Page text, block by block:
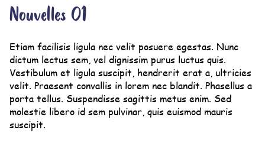
Nouvelles 01
Etiam facilisis ligula nec velit posuere egestas. Nunc
dictum lectus sem, vel dignissim purus luctus quis.
Vestibulum et ligula suscipit, hendrerit erat a, ultricies
velit. Praesent convallis in lorem nec blandit. Phasellus a
porta tellus. Suspendisse sagittis metus enim. Sed
molestie libero id sem pulvinar, quis euismod mauris
suscipit.